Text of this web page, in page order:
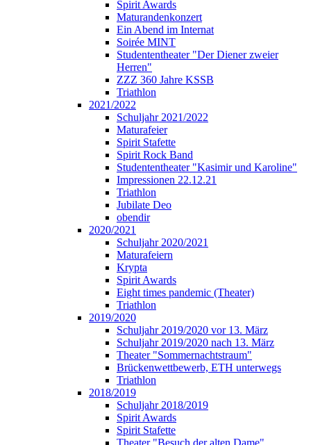
Spirit Awards
Maturandenkonzert
Ein Abend im Internat
Soirée MINT
Studententheater "Der Diener zweier
Herren"
ZZZ 360 Jahre KSSB
Triathlon
2021/2022
Schuljahr 2021/2022
Maturafeier
Spirit Stafette
Spirit Rock Band
Studententheater "Kasimir und Karoline"
Impressionen 22.12.21
Triathlon
Jubilate Deo
obendir
2020/2021
Schuljahr 2020/2021
Maturafeiern
Krypta
Spirit Awards
Eight times pandemic (Theater)
Triathlon
2019/2020
Schuljahr 2019/2020 vor 13. März
Schuljahr 2019/2020 nach 13. März
Theater "Sommernachtstraum"
Brückenwettbewerb, ETH unterwegs
Triathlon
2018/2019
Schuljahr 2018/2019
Spirit Awards
Spirit Stafette
Theater "Besuch der alten Dame"